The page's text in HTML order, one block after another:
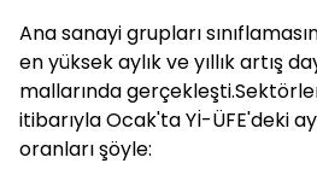
Ana sanayi grupları
en yüksek aylık ve yıllık artış
mallarında
itibarıyla Ocak'ta Yİ-ÜFE'deki
oranları şöyle: